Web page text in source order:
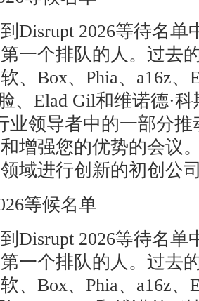
Disrupt 2026等待名单
一个排队的人。过去
、Box、Phia、a16z、
、Elad Gil和维诺德·
领导者中的一部分推
增强您的优势的会议
域进行创新的初创公
等候名单
Disrupt 2026等待名单
一个排队的人。过去
、Box、Phia、a16z、